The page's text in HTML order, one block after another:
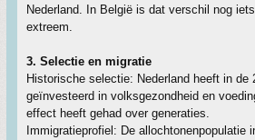
Nederland. In België is dat verschil nog
extreem.
3. Selectie en migratie
Historische selectie: Nederland heeft in de
geïnvesteerd in volksgezondheid en
effect heeft gehad over generaties.
Immigratieprofiel: De allochtonenpopulatie